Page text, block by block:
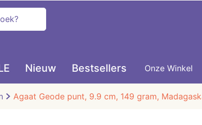
Nieuw Bestsellers Onze Winkel
Agaat Geode punt, 9.9 cm, 149 gram,